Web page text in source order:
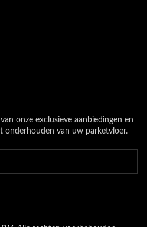
onze exclusieve aanbiedingen en
onderhouden van uw parketvloer.